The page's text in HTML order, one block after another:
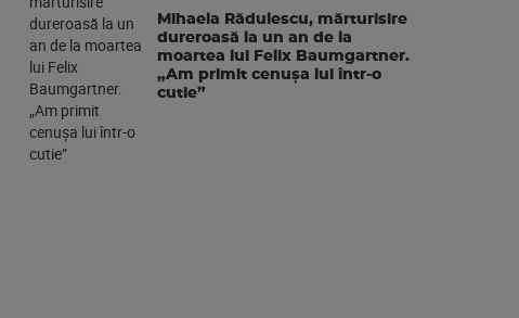
Mihaela Rădulescu, mărturisire
dureroasă la un an de la
moartea lui Felix Baumgartner.
„Am primit cenușa lui într-o
cutie”